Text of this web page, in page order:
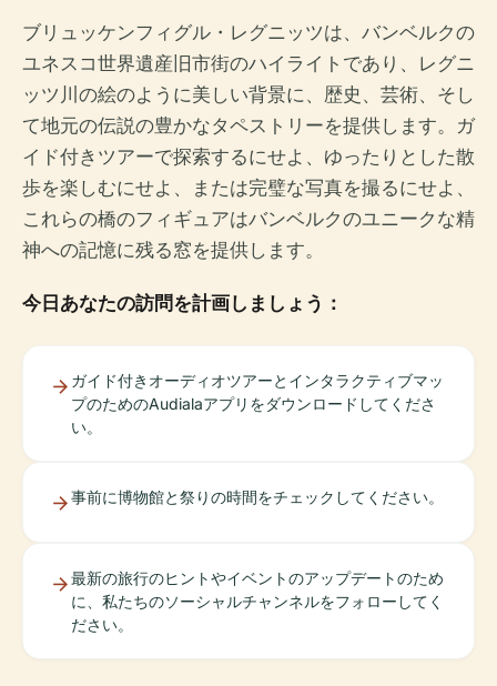
ブリュッケンフィグル・レグニッツは、バンベルクの
ユネスコ世界遺産旧市街のハイライトであり、レグニ
ッツ川の絵のように美しい背景に、歴史、芸術、そし
て地元の伝説の豊かなタペストリーを提供します。ガ
イド付きツアーで探索するにせよ、ゆったりとした散
歩を楽しむにせよ、または完璧な写真を撮るにせよ、
これらの橋のフィギュアはバンベルクのユニークな精
神への記憶に残る窓を提供します。
今日あなたの訪問を計画しましょう：
ガイド付きオーディオツアーとインタラクティブマッ
プのためのAudialaアプリをダウンロードしてくださ
い。
事前に博物館と祭りの時間をチェックしてください。
最新の旅行のヒントやイベントのアップデートのため
に、私たちのソーシャルチャンネルをフォローしてく
ださい。